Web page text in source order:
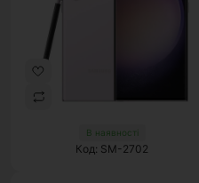
В наявності
Код: SM-2702